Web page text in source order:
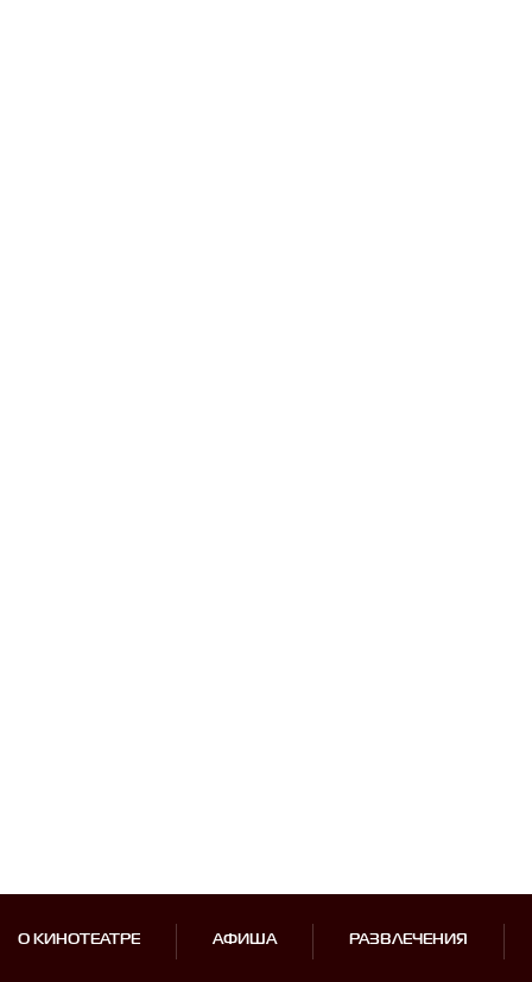
О КИНОТЕАТРЕ АФИША РАЗВЛЕЧЕНИЯ